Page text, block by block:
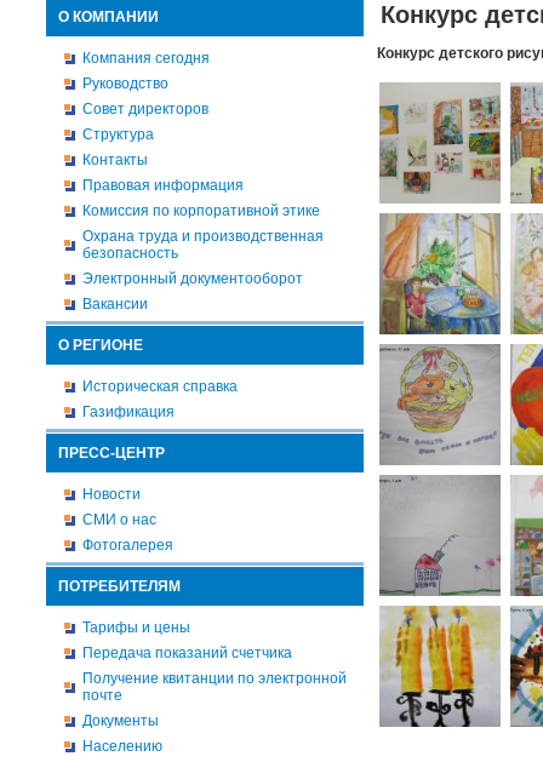
О КОМПАНИИ
Компания сегодня
Руководство
Совет директоров
Структура
Контакты
Правовая информация
Комиссия по корпоративной этике
Охрана труда и производственная
безопасность
Электронный документооборот
Вакансии
О РЕГИОНЕ
Историческая справка
Газификация
ПРЕСС-ЦЕНТР
Новости
СМИ о нас
Фотогалерея
ПОТРЕБИТЕЛЯМ
Тарифы и цены
Передача показаний счетчика
Получение квитанции по электронной
почте
Документы
Населению
Конкурс
Конкурс детского